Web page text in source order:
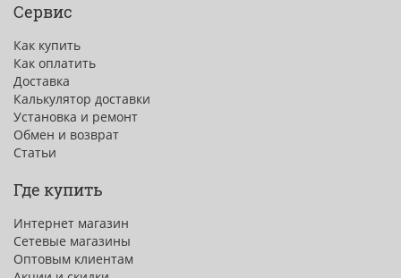
Сервис
Как купить
Как оплатить
Доставка
Калькулятор доставки
Установка и ремонт
Обмен и возврат
Статьи
Где купить
Интернет магазин
Сетевые магазины
Оптовым клиентам